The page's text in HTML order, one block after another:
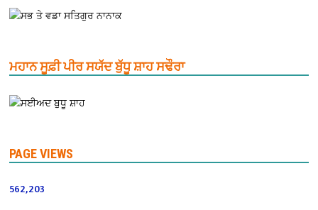
ਮਹਾਨ ਸੂਫ਼ੀ ਪੀਰ ਸਯੱਦ ਬੁੱਧੂ ਸ਼ਾਹ ਸਢੌਰਾ
PAGE VIEWS
562,203